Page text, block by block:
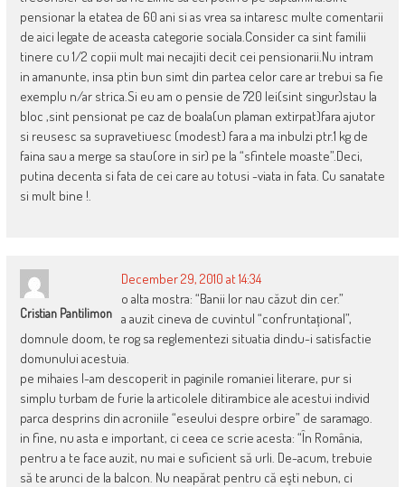
pensionar la etatea de 60 ani si as vrea sa intaresc multe comentarii
de aici legate de aceasta categorie sociala.Consider ca sint familii
tinere cu 1/2 copii mult mai necajiti decit cei pensionarii.Nu intram
in amanunte, insa ptin bun simt din partea celor care ar trebui sa fie
exemplu n/ar strica.Si eu am o pensie de 720 lei(sint singur)stau la
bloc ,sint pensionat pe caz de boala(un plaman extirpat)fara ajutor
si reusesc sa supravetiuesc (modest) fara a ma inbulzi ptr.1 kg de
faina sau a merge sa stau(ore in sir) pe la “sfintele moaste”.Deci,
putina decenta si fata de cei care au totusi -viata in fata. Cu sanatate
si mult bine !.
Cristian Pantilimon
December 29, 2010 at 14:34
o alta mostra: “Banii lor nau căzut din cer.”
a auzit cineva de cuvintul “confruntațional”,
domnule doom, te rog sa reglementezi situatia dindu-i satisfactie
domunului acestuia.
pe mihaies l-am descoperit in paginile romaniei literare, pur si
simplu turbam de furie la articolele ditirambice ale acestui individ
parca desprins din acroniile “eseului despre orbire” de saramago.
in fine, nu asta e important, ci ceea ce scrie acesta: “În România,
pentru a te face auzit, nu mai e suficient să urli. De-acum, trebuie
să te arunci de la balcon. Nu neapărat pentru că eşti nebun, ci